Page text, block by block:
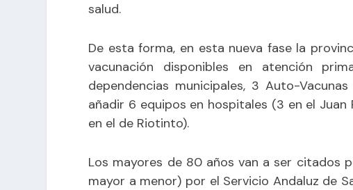
salud.
De esta forma, en esta nueva fase la
vacunación disponibles en atención
dependencias municipales, 3 Auto-
añadir 6 equipos en hospitales (3 en el Juan
en el de Riotinto).
Los mayores de 80 años van a ser citados
mayor a menor) por el Servicio Andaluz de